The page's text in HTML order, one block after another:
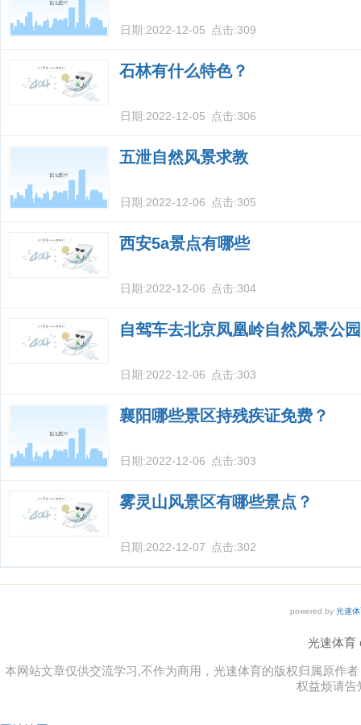
日期:2022-12-05 点击:309
石林有什么特色？
日期:2022-12-05 点击:306
五泄自然风景求教
日期:2022-12-06 点击:305
西安5a景点有哪些
日期:2022-12-06 点击:304
自驾车去北京凤凰岭自然风景公
日期:2022-12-06 点击:303
襄阳哪些景区持残疾证免费？
日期:2022-12-06 点击:303
雾灵山风景区有哪些景点？
日期:2022-12-07 点击:302
powered by 光速
光速体育
本网站文章仅供交流学习,不作为商用，光速体育的版权归属原作
权益烦请告